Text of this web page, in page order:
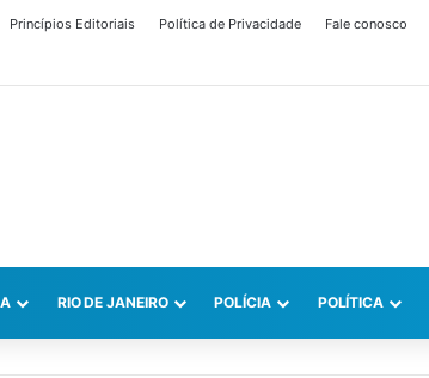
Princípios Editoriais Política de Privacidade Fale conosco
RIO DE JANEIRO POLÍCIA POLÍTICA